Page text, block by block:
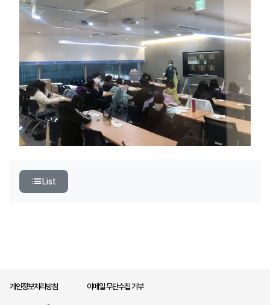
List
개인정보처리방침 이메일 무단수집 거부